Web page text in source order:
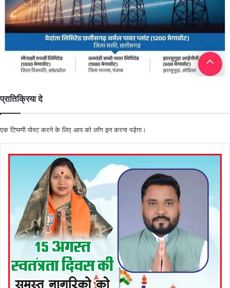
प्रातिक्रिया दे
एक टिप्पणी पोस्ट करने के लिए आप कोलॉग इनकरना पड़ेगा।